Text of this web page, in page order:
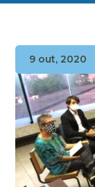
9 out, 2020